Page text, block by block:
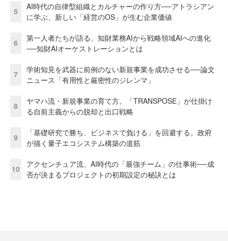
5
AI時代の自律型組織とカルチャーの作り方──アトラシアン
に学ぶ、新しい「経営のOS」が生む企業価値
6
第一人者たちが語る、知財業務AIから戦略領域AIへの進化
──知財AIオーケストレーションとは
7
学術知見を武器に前例のない新規事業を成功させる──論文
ニュース「有用性と厳密性のジレンマ」
8
ヤマハ流・新規事業の育て方。「TRANSPOSE」が仕掛け
る自前主義からの脱却と出口戦略
9
「基礎研究で勝ち、ビジネスで負ける」を回避する。政府
が描く量子エコシステム構築の道筋
10
アクセンチュア流、AI時代の「最強チーム」の仕事術──成
否が決まるプロジェクトの初期設定の秘訣とは